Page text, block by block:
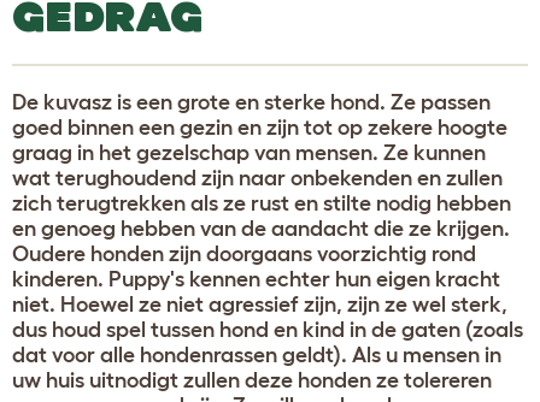
GEDRAG
De kuvasz is een grote en sterke hond. Ze passen
goed binnen een gezin en zijn tot op zekere hoogte
graag in het gezelschap van mensen. Ze kunnen
wat terughoudend zijn naar onbekenden en zullen
zich terugtrekken als ze rust en stilte nodig hebben
en genoeg hebben van de aandacht die ze krijgen.
Oudere honden zijn doorgaans voorzichtig rond
kinderen. Puppy's kennen echter hun eigen kracht
niet. Hoewel ze niet agressief zijn, zijn ze wel sterk,
dus houd spel tussen hond en kind in de gaten (zoals
dat voor alle hondenrassen geldt). Als u mensen in
uw huis uitnodigt zullen deze honden ze tolereren